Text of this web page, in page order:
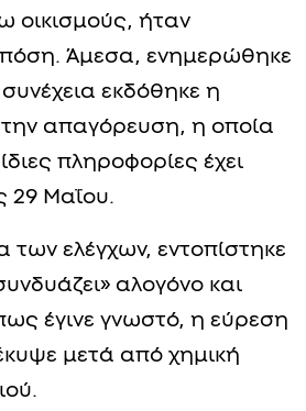
οικισμούς, ήταν
Άμεσα, ενημερώθηκε
εκδόθηκε η
απαγόρευση, η οποία
πληροφορίες έχει
29 Μαΐου.
των ελέγχων, εντοπίστηκε
αλογόνο και
έγινε γνωστό, η εύρεση
μετά από χημική